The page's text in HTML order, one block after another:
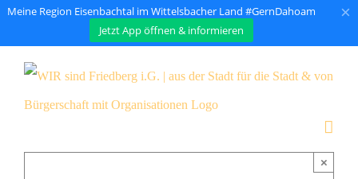
Meine Region Eisenbachtal im Wittelsbacher Land #GernDahoam
Jetzt App öffnen & informieren
×
×